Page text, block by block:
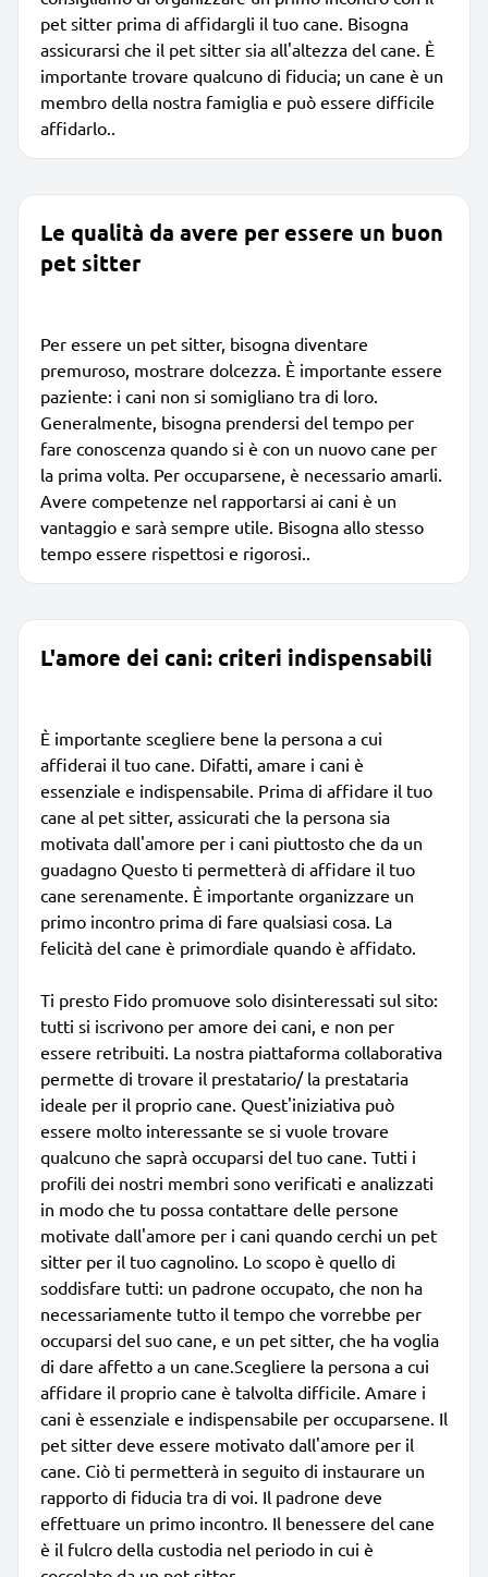
pet sitter prima di affidargli il tuo cane. Bisogna
assicurarsi che il pet sitter sia all'altezza del cane. È
importante trovare qualcuno di fiducia; un cane è un
membro della nostra famiglia e può essere difficile
affidarlo..
Le qualità da avere per essere un buon
pet sitter
Per essere un pet sitter, bisogna diventare
premuroso, mostrare dolcezza. È importante essere
paziente: i cani non si somigliano tra di loro.
Generalmente, bisogna prendersi del tempo per
fare conoscenza quando si è con un nuovo cane per
la prima volta. Per occuparsene, è necessario amarli.
Avere competenze nel rapportarsi ai cani è un
vantaggio e sarà sempre utile. Bisogna allo stesso
tempo essere rispettosi e rigorosi..
L'amore dei cani: criteri indispensabili
È importante scegliere bene la persona a cui
affiderai il tuo cane. Difatti, amare i cani è
essenziale e indispensabile. Prima di affidare il tuo
cane al pet sitter, assicurati che la persona sia
motivata dall'amore per i cani piuttosto che da un
guadagno Questo ti permetterà di affidare il tuo
cane serenamente. È importante organizzare un
primo incontro prima di fare qualsiasi cosa. La
felicità del cane è primordiale quando è affidato.
Ti presto Fido promuove solo disinteressati sul sito:
tutti si iscrivono per amore dei cani, e non per
essere retribuiti. La nostra piattaforma collaborativa
permette di trovare il prestatario/ la prestataria
ideale per il proprio cane. Quest'iniziativa può
essere molto interessante se si vuole trovare
qualcuno che saprà occuparsi del tuo cane. Tutti i
profili dei nostri membri sono verificati e analizzati
in modo che tu possa contattare delle persone
motivate dall'amore per i cani quando cerchi un pet
sitter per il tuo cagnolino. Lo scopo è quello di
soddisfare tutti: un padrone occupato, che non ha
necessariamente tutto il tempo che vorrebbe per
occuparsi del suo cane, e un pet sitter, che ha voglia
di dare affetto a un cane.Scegliere la persona a cui
affidare il proprio cane è talvolta difficile. Amare i
cani è essenziale e indispensabile per occuparsene. Il
pet sitter deve essere motivato dall'amore per il
cane. Ciò ti permetterà in seguito di instaurare un
rapporto di fiducia tra di voi. Il padrone deve
effettuare un primo incontro. Il benessere del cane
è il fulcro della custodia nel periodo in cui è